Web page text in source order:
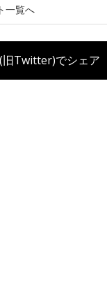
一覧へ
旧Twitter)でシェア